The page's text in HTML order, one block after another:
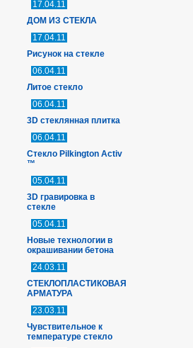
17.04.11
ДОМ ИЗ СТЕКЛА
17.04.11
Рисунок на стекле
06.04.11
Литое стекло
06.04.11
3D стеклянная плитка
06.04.11
Стекло Pilkington Activ
™
05.04.11
3D гравировка в
стекле
05.04.11
Новые технологии в
окрашивании бетона
24.03.11
СТЕКЛОПЛАСТИКОВАЯ
АРМАТУРА
23.03.11
Чувствительное к
температуре стекло